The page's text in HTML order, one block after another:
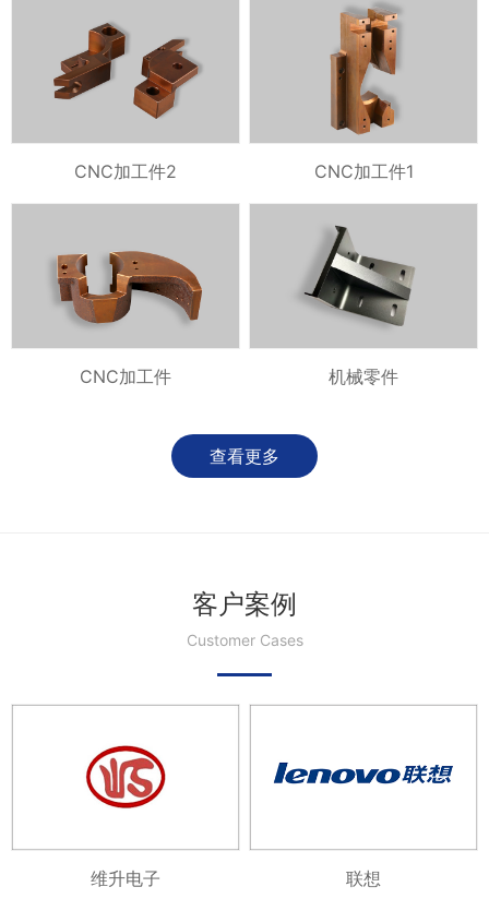
CNC加工件2 CNC加工件1
CNC加工件 机械零件
查看更多
客户案例
Customer Cases
维升电子 联想